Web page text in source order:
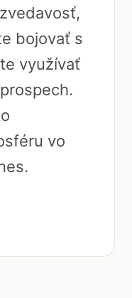
bojovať s
využívať
vo